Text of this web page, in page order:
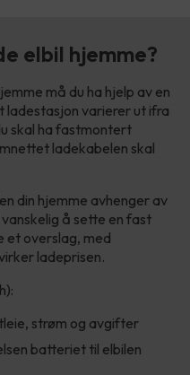
elbil hjemme?
må du ha hjelp av en
ladestasjon varierer ut ifra
skal ha fastmontert
ladekabelen skal
din hjemme avhenger av
å sette en fast
et overslag, med
ladeprisen.
strøm og avgifter
batteriet til elbilen